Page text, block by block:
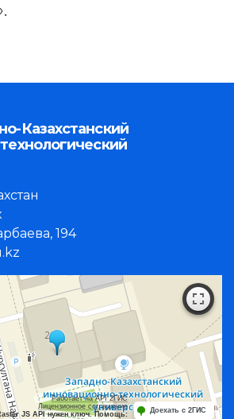
Казахстанский
194
Работает на API 2ГИС
Лицензионное соглашение
JS API нужен ключ. Помощь:
Доехать с 2ГИС